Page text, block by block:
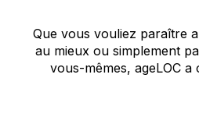
Que vous vouliez paraître
au mieux ou simplement
vous-mêmes, ageLOC a